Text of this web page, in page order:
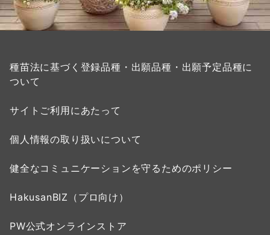
種苗法に基づく登録品種・出願品種・出願予定品種に
ついて
サイトご利用にあたって
個人情報の取り扱いについて
健全なコミュニケーションを守るためのポリシー
HakusanBIZ（プロ向け）
PW公式オンラインストア